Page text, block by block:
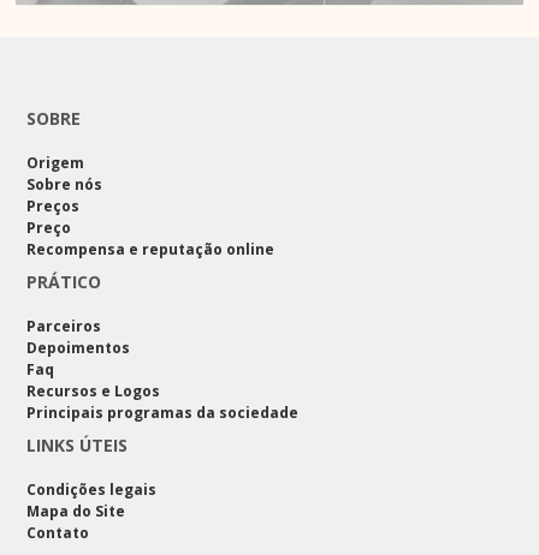
SOBRE
Origem
Sobre nós
Preços
Preço
Recompensa e reputação online
PRÁTICO
Parceiros
Depoimentos
Faq
Recursos e Logos
Principais programas da sociedade
LINKS ÚTEIS
Condições legais
Mapa do Site
Contato